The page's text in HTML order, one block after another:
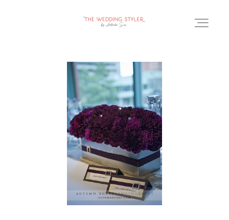
BLOG
SERVICII & FAQ
PORTOFOLIU
CONTACT